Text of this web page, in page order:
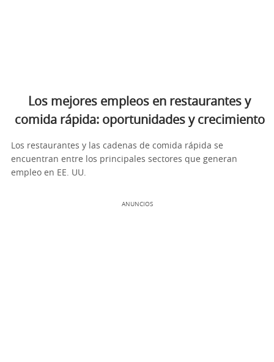
Los mejores empleos en restaurantes y
comida rápida: oportunidades y crecimiento
Los restaurantes y las cadenas de comida rápida se
encuentran entre los principales sectores que generan
empleo en EE. UU.
ANUNCIOS